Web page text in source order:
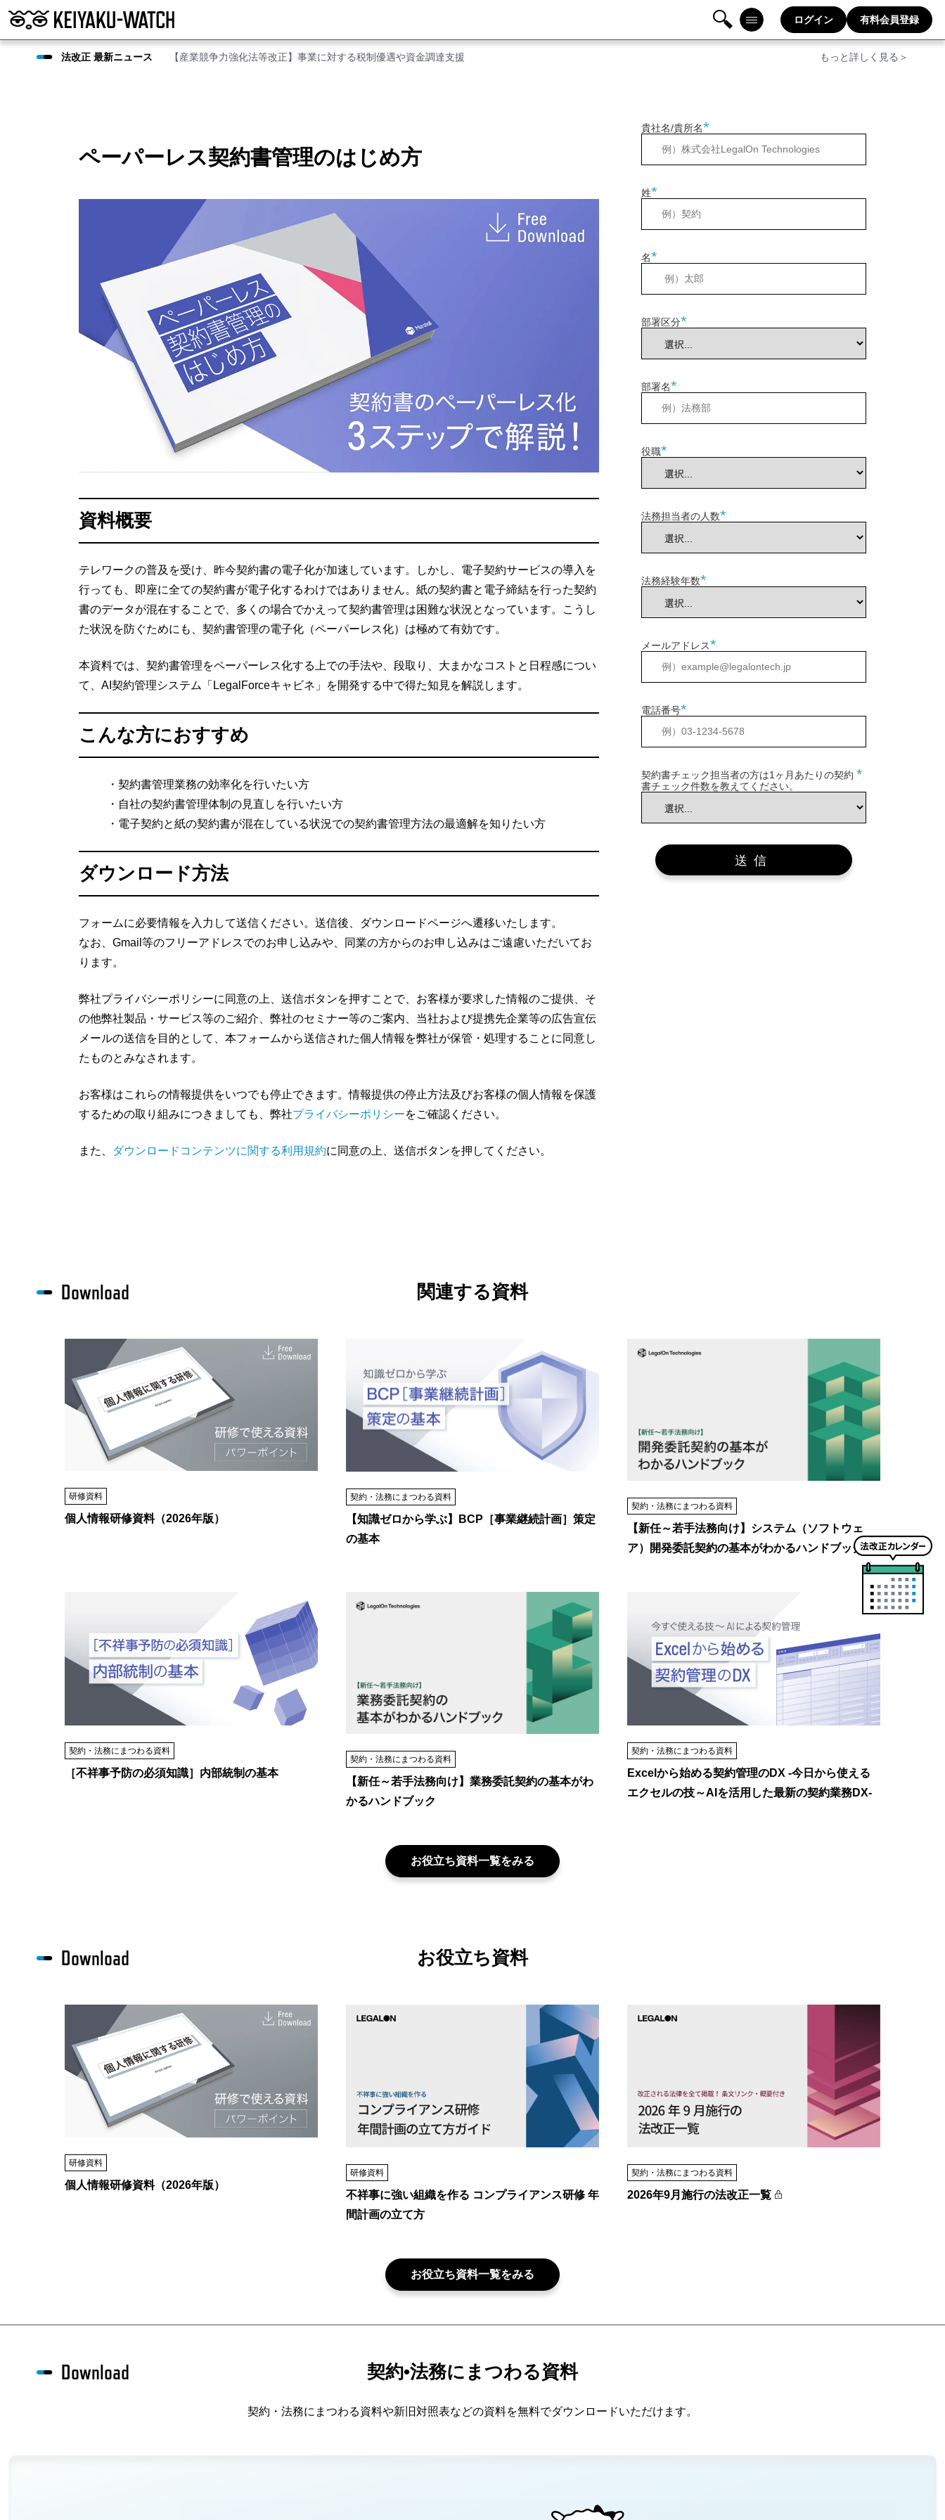
検
メニ
ログイン 有料会員登録
法改正 最新ニュース 【産業競争力強化法等改正】事業に対する税制優遇や資金調達支援 もっと詳しく見る＞
ペーパーレス契約書管理のはじめ方
資料概要
テレワークの普及を受け、昨今契約書の電子化が加速しています。しかし、電子契約サービスの導入を
行っても、即座に全ての契約書が電子化するわけではありません。紙の契約書と電子締結を行った契約
書のデータが混在することで、多くの場合でかえって契約書管理は困難な状況となっています。こうし
た状況を防ぐためにも、契約書管理の電子化（ペーパーレス化）は極めて有効です。
本資料では、契約書管理をペーパーレス化する上での手法や、段取り、大まかなコストと日程感につい
て、AI契約管理システム「LegalForceキャビネ」を開発する中で得た知見を解説します。
こんな方におすすめ
・契約書管理業務の効率化を行いたい方
・自社の契約書管理体制の見直しを行いたい方
・電子契約と紙の契約書が混在している状況での契約書管理方法の最適解を知りたい方
ダウンロード方法
フォームに必要情報を入力して送信ください。送信後、ダウンロードページへ遷移いたします。
なお、Gmail等のフリーアドレスでのお申し込みや、同業の方からのお申し込みはご遠慮いただいてお
ります。
弊社プライバシーポリシーに同意の上、送信ボタンを押すことで、お客様が要求した情報のご提供、そ
の他弊社製品・サービス等のご紹介、弊社のセミナー等のご案内、当社および提携先企業等の広告宣伝
メールの送信を目的として、本フォームから送信された個人情報を弊社が保管・処理することに同意し
たものとみなされます。
お客様はこれらの情報提供をいつでも停止できます。情報提供の停止方法及びお客様の個人情報を保護
するための取り組みにつきましても、弊社プライバシーポリシーをご確認ください。
また、 ダウンロードコンテンツに関する利用規約に同意の上、送信ボタンを押してください。
*
貴社名/貴所名
*
姓
*
名
*
部署区分
*
部署名
*
役職
*
法務担当者の人数
*
法務経験年数
*
メールアドレス
*
電話番号
*
契約書チェック担当者の方は1ヶ月あたりの契約
書チェック件数を教えてください。
送信
関連する資料
Download
研修資料
個人情報研修資料（2026年版）
契約・法務にまつわる資料
【知識ゼロから学ぶ】BCP［事業継続計画］策定
の基本
契約・法務にまつわる資料
【新任～若手法務向け】システム（ソフトウェ
ア）開発委託契約の基本がわかるハンドブック
契約・法務にまつわる資料
［不祥事予防の必須知識］内部統制の基本
契約・法務にまつわる資料
【新任～若手法務向け】業務委託契約の基本がわ
かるハンドブック
契約・法務にまつわる資料
Excelから始める契約管理のDX -今日から使える
エクセルの技～AIを活用した最新の契約業務DX-
お役立ち資料一覧をみる
お役立ち資料
Download
研修資料
個人情報研修資料（2026年版）
研修資料
不祥事に強い組織を作る コンプライアンス研修 年
間計画の立て方
契約・法務にまつわる資料
2026年9月施行の法改正一覧
お役立ち資料一覧をみる
契約•法務にまつわる資料
Download
契約・法務にまつわる資料や新旧対照表などの資料を無料でダウンロードいただけます。
法
改
ン
ダ
は
こ